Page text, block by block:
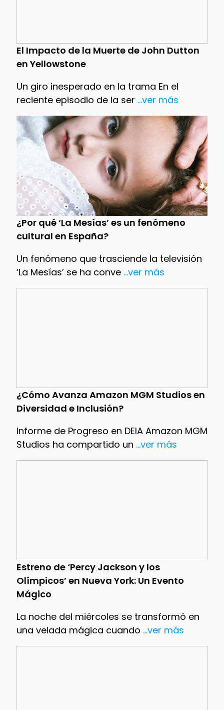
El Impacto de la Muerte de John Dutton
en Yellowstone
Un giro inesperado en la trama En el
reciente episodio de la ser ...ver más
¿Por qué ‘La Mesías’ es un fenómeno
cultural en España?
Un fenómeno que trasciende la televisión
‘La Mesías’ se ha conve...ver más
¿Cómo Avanza Amazon MGM Studios en
Diversidad e Inclusión?
Informe de Progreso en DEIA Amazon MGM
Studios ha compartido un ...ver más
Estreno de ‘Percy Jackson y los
Olímpicos’ en Nueva York: Un Evento
Mágico
La noche del miércoles se transformó en
una velada mágica cuando ...ver más